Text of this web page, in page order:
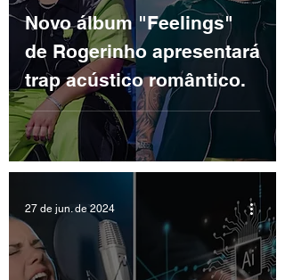
Novo álbum "Feelings"
de Rogerinho apresentará
trap acústico romântico.
27 de jun. de 2024